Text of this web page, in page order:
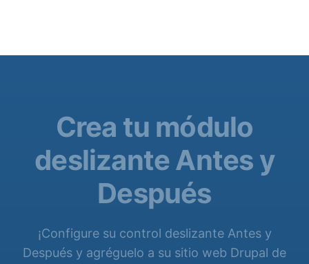
Crea tu módulo
deslizante Antes y
Después
¡Configure su control deslizante Antes y
Después y agréguelo a su sitio web Drupal de